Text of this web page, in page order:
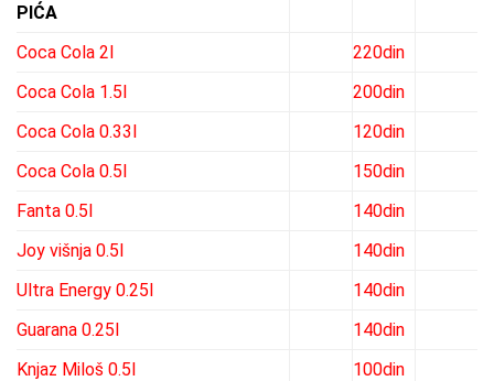
PIĆA
Coca Cola 2l
220din
Coca Cola 1.5l
200din
Coca Cola 0.33l
120din
Coca Cola 0.5l
150din
Fanta 0.5l
140din
Joy višnja 0.5l
140din
Ultra Energy 0.25l
140din
Guarana 0.25l
140din
Knjaz Miloš 0.5l
100din